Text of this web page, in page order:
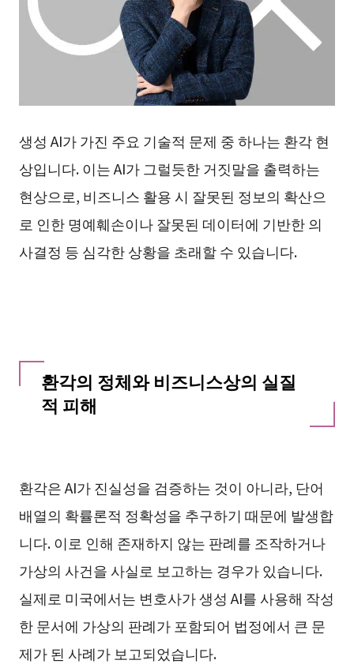
생성 AI가 가진 주요 기술적 문제 중 하나는 환각 현
상입니다. 이는 AI가 그럴듯한 거짓말을 출력하는
현상으로, 비즈니스 활용 시 잘못된 정보의 확산으
로 인한 명예훼손이나 잘못된 데이터에 기반한 의
사결정 등 심각한 상황을 초래할 수 있습니다.
환각의 정체와 비즈니스상의 실질
적 피해
환각은 AI가 진실성을 검증하는 것이 아니라, 단어
배열의 확률론적 정확성을 추구하기 때문에 발생합
니다. 이로 인해 존재하지 않는 판례를 조작하거나
가상의 사건을 사실로 보고하는 경우가 있습니다.
실제로 미국에서는 변호사가 생성 AI를 사용해 작성
한 문서에 가상의 판례가 포함되어 법정에서 큰 문
제가 된 사례가 보고되었습니다.